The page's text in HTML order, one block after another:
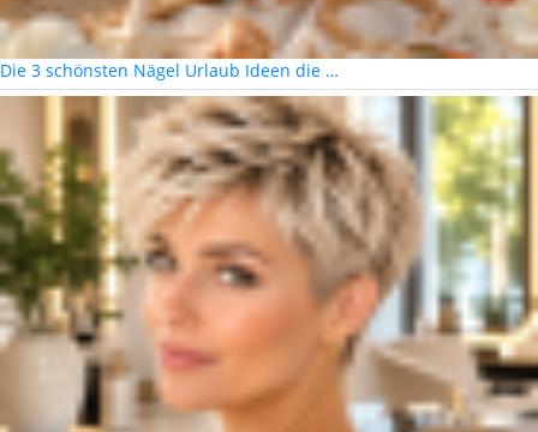
Die 3 schönsten Nägel Urlaub Ideen die …